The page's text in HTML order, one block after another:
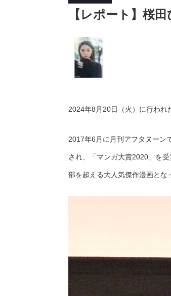
【レポート】桜
2024年8月20日（火）に行われ
2017年6月に月刊アフタヌーン
され、「マンガ大賞2020」を
部を超える大人気傑作漫画とな